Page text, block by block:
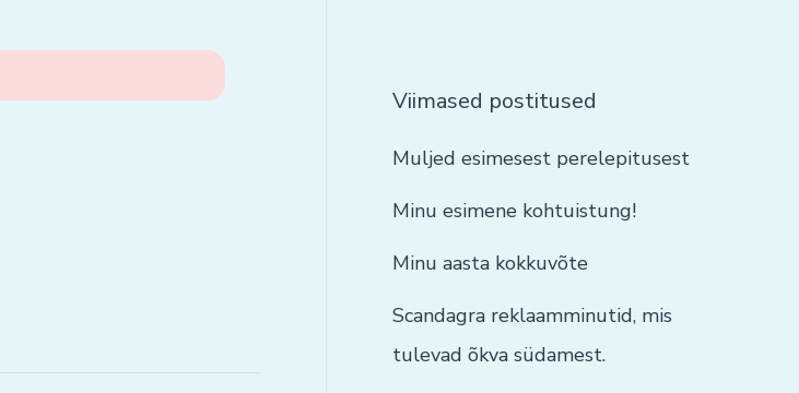
Viimased postitused
Muljed esimesest perelepitusest
Minu esimene kohtuistung!
Minu aasta kokkuvõte
Scandagra reklaamminutid, mis
tulevad õkva südamest.